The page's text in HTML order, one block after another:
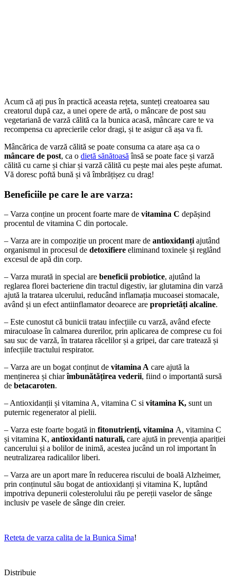
Acum că ați pus în practică aceasta rețeta, sunteți creatoarea sau
creatorul după caz, a unei opere de artă, o mâncare de post sau
vegetariană de varză călită ca la bunica acasă, mâncare care te va
recompensa cu aprecierile celor dragi, și te asigur că așa va fi.
Mâncărica de varză călită se poate consuma ca atare așa ca o
mâncare de post, ca o dietă sănătoasă însă se poate face și varză
călită cu carne și chiar și varză călită cu pește mai ales pește afumat.
Vă doresc poftă bună și vă îmbrățișez cu drag!
Beneficiile pe care le are varza:
– Varza conține un procent foarte mare de vitamina C depășind
procentul de vitamina C din portocale.
– Varza are in compoziție un procent mare de antioxidanți ajutând
organismul in procesul de detoxifiere eliminand toxinele și reglând
excesul de apă din corp.
– Varza murată in special are beneficii probiotice, ajutând la
reglarea florei bacteriene din tractul digestiv, iar glutamina din varză
ajută la tratarea ulcerului, reducând inflamația mucoasei stomacale,
având și un efect antiinflamator deoarece are proprietăți alcaline.
– Este cunostut că bunicii tratau infecțiile cu varză, având efecte
miraculoase în calmarea durerilor, prin aplicarea de comprese cu foi
sau suc de varză, în tratarea răcelilor și a gripei, dar care tratează și
infecțiile tractului respirator.
– Varza are un bogat conținut de vitamina A care ajută la
menținerea și chiarîmbunătățirea vederii, fiind o importantă sursă
de betacaroten.
– Antioxidanții și vitamina A, vitamina C si vitamina K, sunt un
puternic regenerator al pielii.
– Varza este foarte bogată in fitonutrienți, vitamina A, vitamina C
și vitamina K, antioxidanti naturali, care ajută in prevenția apariției
cancerului și a bolilor de inimă, acestea jucând un rol important în
neutralizarea radicalilor liberi.
– Varza are un aport mare în reducerea riscului de boală Alzheimer,
prin conținutul său bogat de antioxidanți și vitamina K, luptând
impotriva depunerii colesterolului rău pe pereții vaselor de sânge
inclusiv pe vasele de sânge din creier.
Reteta de varza calita de la Bunica Sima!
Distribuie